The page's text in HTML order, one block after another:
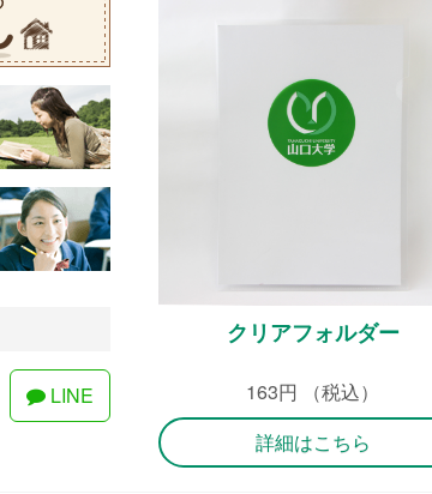
クリアフォルダー
163円 （税込）
詳細はこちら
LINE